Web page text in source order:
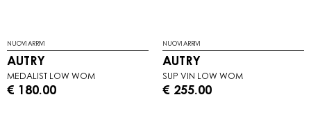
NUOVI ARRIVI
AUTRY
MEDALIST LOW WOM
€ 180.00
NUOVI ARRIVI
AUTRY
SUP VIN LOW WOM
€ 255.00